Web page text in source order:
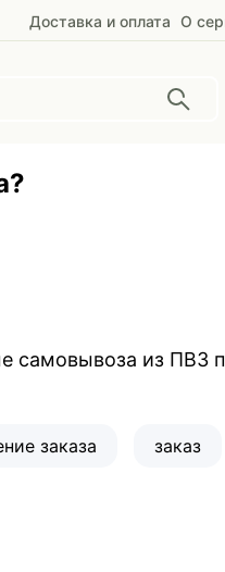
Доставка и оплата О
из ПВЗ
заказа заказ